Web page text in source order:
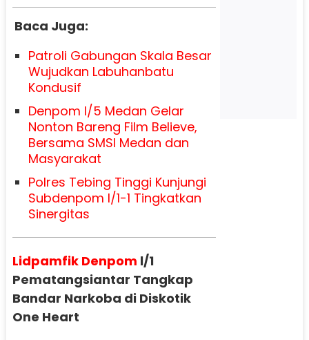
Baca Juga:
Patroli Gabungan Skala Besar
Wujudkan Labuhanbatu
Kondusif
Denpom I/5 Medan Gelar
Nonton Bareng Film Believe,
Bersama SMSI Medan dan
Masyarakat
Polres Tebing Tinggi Kunjungi
Subdenpom I/1-1 Tingkatkan
Sinergitas
Lidpamfik Denpom l/1
Pematangsiantar Tangkap
Bandar Narkoba di Diskotik
One Heart